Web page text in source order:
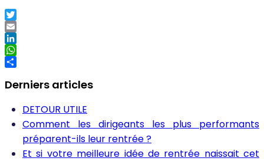
Twitter
Email
LinkedIn
WhatsApp
Derniers articles
DETOUR UTILE
Comment les dirigeants les plus performants
préparent-ils leur rentrée ?
Et si votre meilleure idée de rentrée naissait cet